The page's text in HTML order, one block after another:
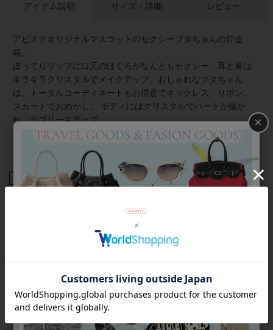
アイテム説明
アビステオリジナルマスコットのセクシーブタちゃんの貯金
箱。
ぽってりリップに口元のほくろがなんともセクシー。耳と鼻は
キラキラクリスタルでメイクアップ。おしゃれなブタちゃん
は、トータルコーディネートもお得意でネックレス、リボン、
スカートでおめかし。 ボディにはクリスタルでハートが描か
れ、ラブリーさアップ。
ブタは幸せの象徴でもあり、財運を招くと言われています。縁
サイズ・詳細 レビュー
商品番号 2222503-
×